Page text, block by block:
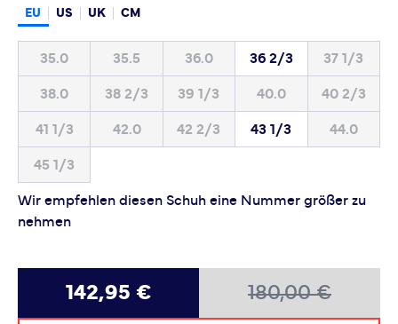
EU US UK CM
35.0 35.5 36.0 36 2/3 37 1/3
38.0 38 2/3 39 1/3 40.0 40 2/3
41 1/3 42.0 42 2/3 43 1/3 44.0
45 1/3
Wir empfehlen diesen Schuh eine Nummer größer zu
nehmen
142,95 € 180,00 €